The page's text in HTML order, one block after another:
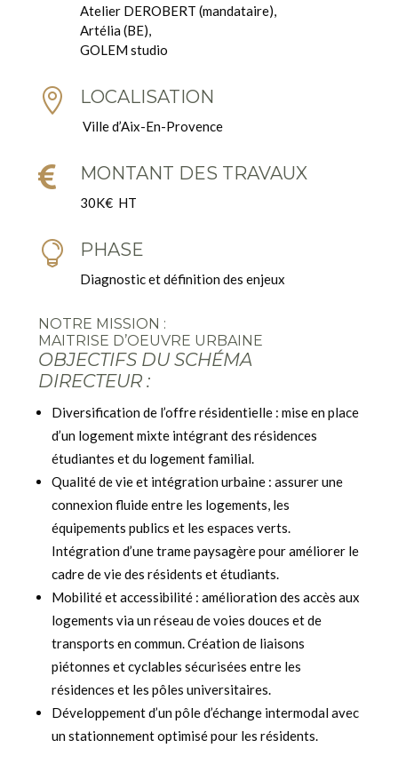
Atelier DEROBERT (mandataire),
Artélia (BE),
GOLEM studio
 LOCALISATION
Ville d’Aix-En-Provence
 MONTANT DES TRAVAUX
30K€ HT
 PHASE
Diagnostic et définition des enjeux
NOTRE MISSION :
MAITRISE D’OEUVRE URBAINE
OBJECTIFS DU SCHÉMA
DIRECTEUR :
Diversification de l’offre résidentielle : mise en place
d’un logement mixte intégrant des résidences
étudiantes et du logement familial.
Qualité de vie et intégration urbaine : assurer une
connexion fluide entre les logements, les
équipements publics et les espaces verts.
Intégration d’une trame paysagère pour améliorer le
cadre de vie des résidents et étudiants.
Mobilité et accessibilité : amélioration des accès aux
logements via un réseau de voies douces et de
transports en commun. Création de liaisons
piétonnes et cyclables sécurisées entre les
résidences et les pôles universitaires.
Développement d’un pôle d’échange intermodal avec
un stationnement optimisé pour les résidents.